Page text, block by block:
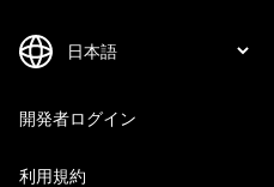
開発者ログイン
利用規約